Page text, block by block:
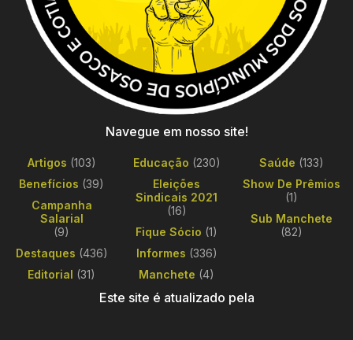
Navegue em nosso site!
Artigos (103)
Benefícios (39)
Campanha
Salarial
(9)
Destaques (436)
Editorial (31)
Educação (230)
Eleições
Sindicais 2021
(16)
Fique Sócio (1)
Informes (336)
Manchete (4)
Saúde (133)
Show De Prêmios
(1)
Sub Manchete
(82)
Este site é atualizado pela